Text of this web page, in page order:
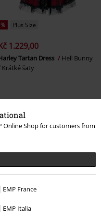
Online Shop for customers from
EMP France
EMP Italia
% Plus Size
1.229,00
Tartan Dress
Hell Bunny
Krátké šaty
% Plus Size